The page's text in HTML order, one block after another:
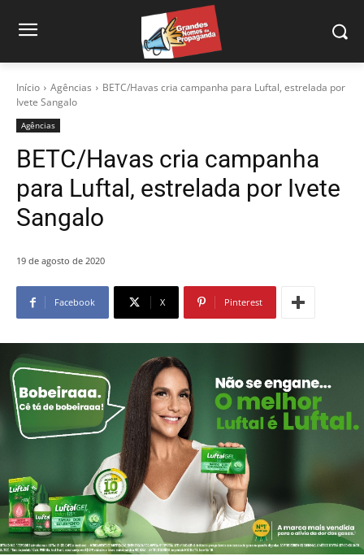
Início Agências
BETC/Havas cria campanha para Luftal, estrelada por
Ivete Sangalo
Agências
BETC/Havas cria campanha
para Luftal, estrelada por Ivete
Sangalo
19 de agosto de 2020
Facebook X Pinterest